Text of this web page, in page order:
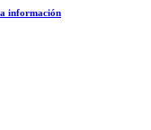
información